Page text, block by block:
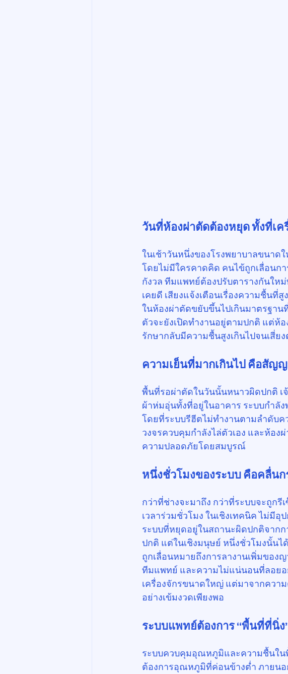
วันที่ห้องผ่าตัดต้องหยุด ทั้งที่เค
ในเช้าวันหนึ่งของโรงพยาบาลขนา
โดยไม่มีใครคาดคิด คนไข้ถูกเลื่อนก
กังวล ทีมแพทย์ต้องปรับตารางกันให
เคยดี เสียงแจ้งเตือนเรื่องความชื้น
ในห้องผ่าตัดขยับขึ้นไปเกินมาตรฐา
ตัวจะยังเปิดทำงานอยู่ตามปกติ แต่ห้
รักษากลับมีความชื้นสูงเกินไปจนเสี่
ความเย็นที่มากเกินไป คือสัญ
พื้นที่รอผ่าตัดในวันนั้นหนาวผิดปกติ เ
ผ้าห่มอุ่นทั้งที่อยู่ในอาคาร ระบบกำลั
โดยที่ระบบรีฮีตไม่ทำงานตามลำดับ
วงจรควบคุมกำลังไล่ตัวเอง และห้อ
ความปลอดภัยโดยสมบูรณ์
หนึ่งชั่วโมงของระบบ คือคลื่น
กว่าที่ช่างจะมาถึง กว่าที่ระบบจะถูก
เวลาร่วมชั่วโมง ในเชิงเทคนิค ไม่มี
ระบบที่หยุดอยู่ในสถานะผิดปกติจาก
ปกติ แต่ในเชิงมนุษย์ หนึ่งชั่วโมงนั้น
ถูกเลื่อนหมายถึงการลางานเพิ่มของ
ทีมแพทย์ และความไม่แน่นอนที่ลอยอ
เครื่องจักรขนาดใหญ่ แต่มาจากควา
อย่างเข้มงวดเพียงพอ
ระบบแพทย์ต้องการ “พื้นที่ที่นิ่ง
ระบบควบคุมอุณหภูมิและความชื้นใ
ต้องการอุณหภูมิที่ค่อนข้างต่ำ ภายนอ